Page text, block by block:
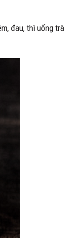
đau, thì uống trà